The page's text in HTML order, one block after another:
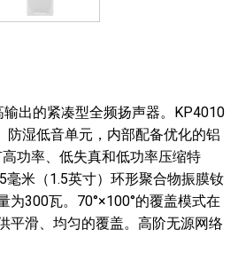
出的紧凑型全频扬声器。KP4010
防湿低音单元，内部配备优化的铝
功率、低失真和低功率压缩特
毫米（1.5英寸）环形聚合物振膜钕
为300瓦。70°×100°的覆盖模式在
平滑、均匀的覆盖。高阶无源网络